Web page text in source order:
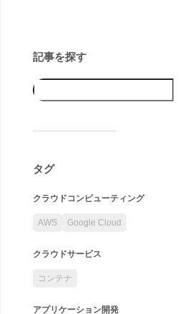
記事を探す
タグ
クラウドコンピューティング
AWS Google Cloud
クラウドサービス
コンテナ
アプリケーション開発